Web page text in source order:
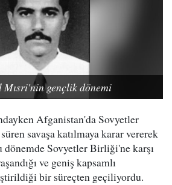
Mısri'nin gençlik dönemi
Afganistan'da Sovyetler
savaşa katılmaya karar vererek
Sovyetler Birliği'ne karşı
ve geniş kapsamlı
bir süreçten geçiliyordu.